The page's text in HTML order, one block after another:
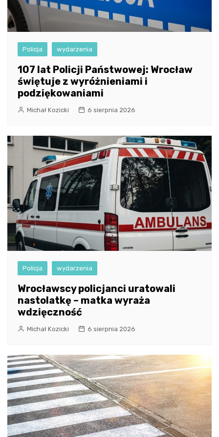
Policja wydarzenia
107 lat Policji Państwowej: Wrocław
świętuje z wyróżnieniami i
podziękowaniami
Michał Kozicki 6 sierpnia 2026
Policja wydarzenia
Wrocławscy policjanci uratowali
nastolatkę – matka wyraża
wdzięczność
Michał Kozicki 6 sierpnia 2026